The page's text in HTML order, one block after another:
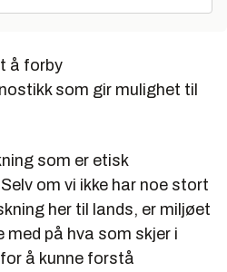
å forby
som gir mulighet til
som er etisk
om vi ikke har noe stort
her til lands, er miljøet
på hva som skjer i
å kunne forstå